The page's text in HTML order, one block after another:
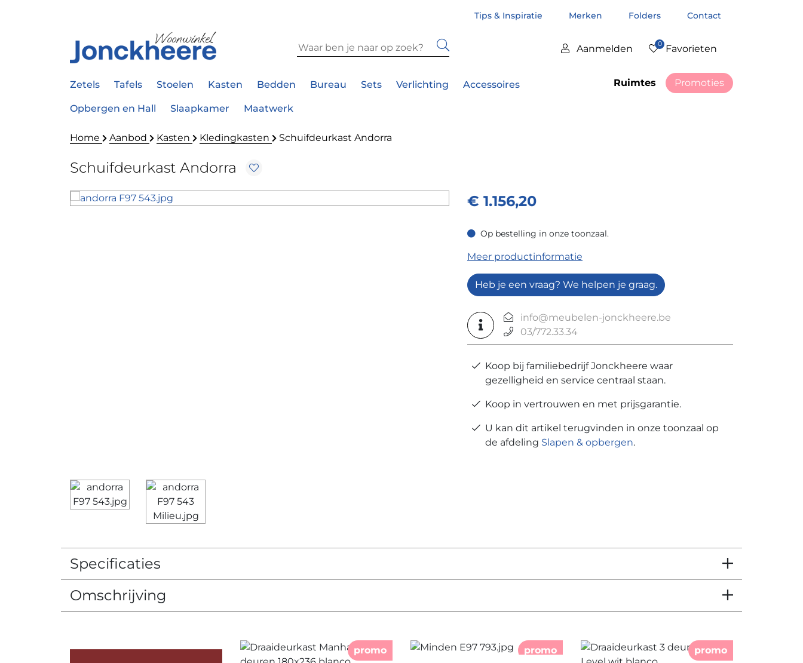
Tips & Inspiratie Merken Folders Contact
Aanmelden 0 Favorieten
Zetels Tafels Stoelen Kasten Bedden Bureau Sets Verlichting Accessoires
Opbergen en Hall Slaapkamer Maatwerk
Ruimtes Promoties
Home Aanbod Kasten Kledingkasten Schuifdeurkast Andorra
Schuifdeurkast Andorra
€ 1.156,20
Op bestelling in onze toonzaal.
Op bestelling in onze toonzaal.
Meer productinformatie
Heb je een vraag? We helpen je graag.
info@meubelen-jonckheere.be
03/772.33.34
Koop bij familiebedrijf Jonckheere waar
gezelligheid en service centraal staan.
Koop in vertrouwen en met prijsgarantie.
U kan dit artikel terugvinden in onze toonzaal op
de afdeling Slapen & opbergen.
Specificaties
Omschrijving
promo promo promo